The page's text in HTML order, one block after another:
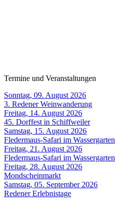
Termine und Veranstaltungen
Sonntag, 09. August 2026
3. Redener Weinwanderung
Freitag, 14. August 2026
45. Dorffest in Schiffweiler
Samstag, 15. August 2026
Fledermaus-Safari im Wassergarten
Freitag, 21. August 2026
Fledermaus-Safari im Wassergarten
Freitag, 28. August 2026
Mondscheinmarkt
Samstag, 05. September 2026
Redener Erlebnistage